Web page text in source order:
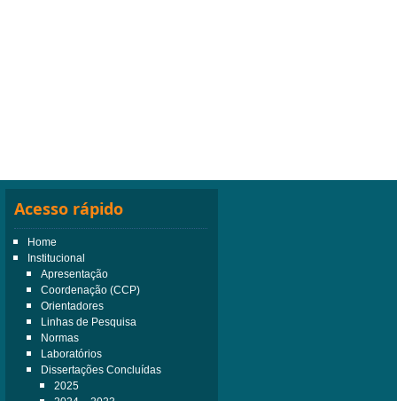
Acesso rápido
Home
Institucional
Apresentação
Coordenação (CCP)
Orientadores
Linhas de Pesquisa
Normas
Laboratórios
Dissertações Concluídas
2025